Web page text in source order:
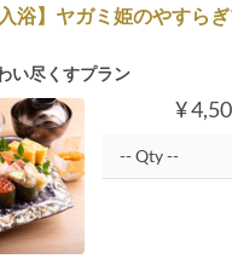
浴】ヤガミ姫のやすら
い尽くすプラン
¥